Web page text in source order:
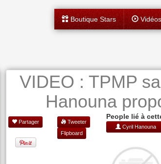
Boutique Stars Vidéos
VIDEO : TPMP
Hanouna
Partager
Tweeter
Flipboard
People lié à
Cyril Hanouna